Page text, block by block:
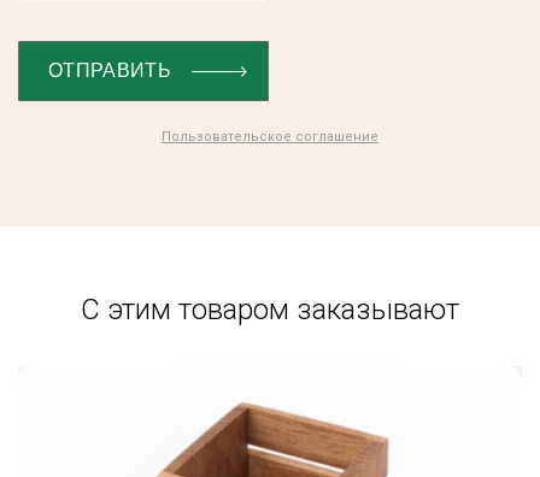
Пользовательское соглашение
С этим товаром заказывают